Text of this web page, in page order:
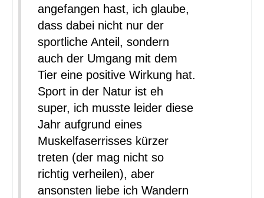
angefangen hast, ich glaube,
dass dabei nicht nur der
sportliche Anteil, sondern
auch der Umgang mit dem
Tier eine positive Wirkung hat.
Sport in der Natur ist eh
super, ich musste leider diese
Jahr aufgrund eines
Muskelfaserrisses kürzer
treten (der mag nicht so
richtig verheilen), aber
ansonsten liebe ich Wandern